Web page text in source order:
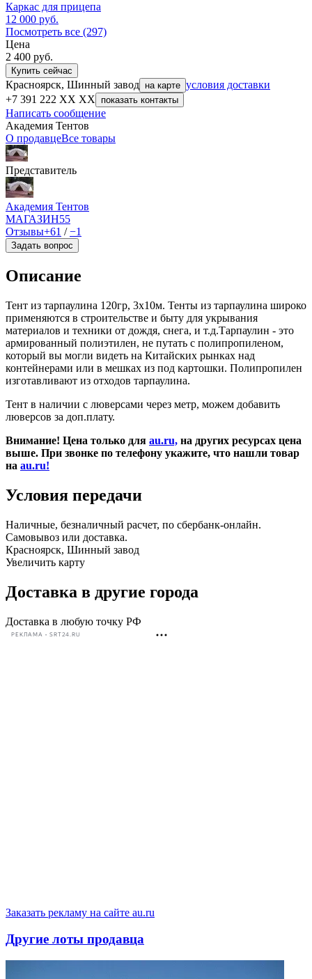
Каркас для прицепа
12 000 руб.
Посмотреть все (297)
Цена
2 400 руб.
Купить сейчас
Красноярск, Шинный завод на карте условия доставки
+7 391 222 XX XX
показать контакты
Написать сообщение
Академия Тентов
О продавцеВсе товары
Представитель
Академия Тентов
МАГАЗИН55
Отзывы+61 /−1
Задать вопрос
Описание
Тент из тарпаулина 120гр, 3х10м. Тенты из тарпаулина широко
применяются в строительстве и быту для укрывания
материалов и техники от дождя, снега, и т.д.Тарпаулин - это
армированный полиэтилен, не путать с полипропиленом,
который вы могли видеть на Китайских рынках над
контейнерами или в мешках из под картошки. Полипропилен
изготавливают из отходов тарпаулина.
Тент в наличии с люверсами через метр, можем добавить
люверсов за доп.плату.
Внимание! Цена только для au.ru, на других ресурсах цена
выше. При звонке по телефону укажите, что нашли товар
на au.ru!
Условия передачи
Наличные, безналичный расчет, по сбербанк-онлайн.
Самовывоз или доставка.
Красноярск, Шинный завод
Увеличить карту
Доставка в другие города
Доставка в любую точку РФ
РЕКЛАМА • SRT24.RU
Заказать рекламу на сайте au.ru
Другие лоты продавца